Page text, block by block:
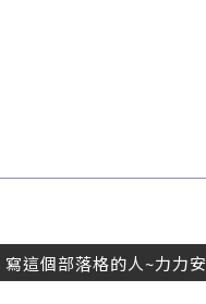
寫這個部落格的人~力力安